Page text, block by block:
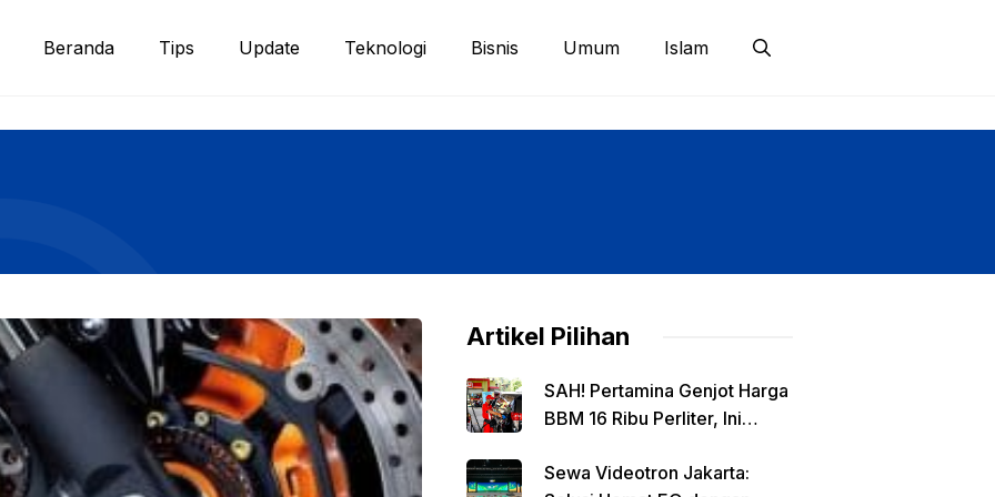
Beranda Tips Update Teknologi Bisnis Umum Islam
Artikel Pilihan
SAH! Pertamina Genjot Harga
BBM 16 Ribu Perliter, Ini
Sewa Videotron Jakarta: